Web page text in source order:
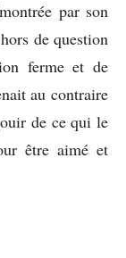
par son
de question
ferme et de
au contraire
de ce qui le
être aimé et